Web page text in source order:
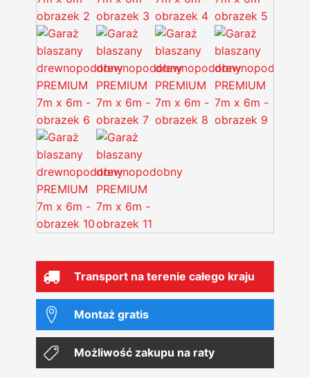
Transport na terenie całego kraju
Montaż gratis
Możliwość zakupu na raty